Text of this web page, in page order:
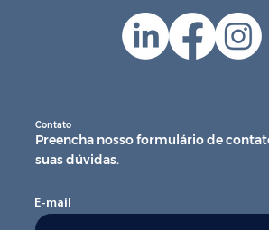
Contato
Preencha nosso formulário de
suas dúvidas.
E-mail